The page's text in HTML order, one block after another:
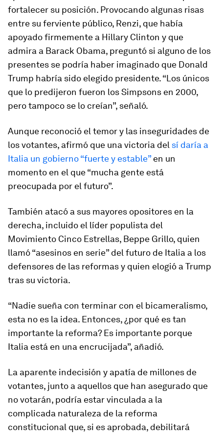
fortalecer su posición. Provocando algunas risas
entre su ferviente público, Renzi, que había
apoyado firmemente a Hillary Clinton y que
admira a Barack Obama, preguntó si alguno de los
presentes se podría haber imaginado que Donald
Trump habría sido elegido presidente. “Los únicos
que lo predijeron fueron los Simpsons en 2000,
pero tampoco se lo creían”, señaló.
Aunque reconoció el temor y las inseguridades de
los votantes, afirmó que una victoria del sí daría a
Italia un gobierno “fuerte y estable”en un
momento en el que “mucha gente está
preocupada por el futuro”.
También atacó a sus mayores opositores en la
derecha, incluido el líder populista del
Movimiento Cinco Estrellas, Beppe Grillo, quien
llamó “asesinos en serie” del futuro de Italia a los
defensores de las reformas y quien elogió a Trump
tras su victoria.
“Nadie sueña con terminar con el bicameralismo,
esta no es la idea. Entonces, ¿por qué es tan
importante la reforma? Es importante porque
Italia está en una encrucijada”, añadió.
La aparente indecisión y apatía de millones de
votantes, junto a aquellos que han asegurado que
no votarán, podría estar vinculada a la
complicada naturaleza de la reforma
constitucional que, si es aprobada, debilitará